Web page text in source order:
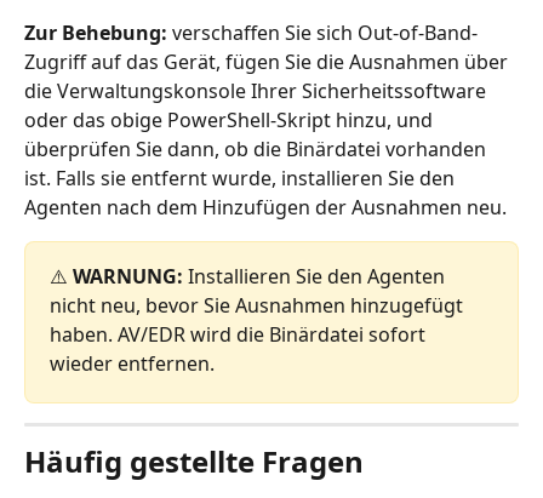
Zur Behebung: verschaffen Sie sich Out-of-Band-
Zugriff auf das Gerät, fügen Sie die Ausnahmen über
die Verwaltungskonsole Ihrer Sicherheitssoftware
oder das obige PowerShell-Skript hinzu, und
überprüfen Sie dann, ob die Binärdatei vorhanden
ist. Falls sie entfernt wurde, installieren Sie den
Agenten nach dem Hinzufügen der Ausnahmen neu.
⚠️ WARNUNG: Installieren Sie den Agenten
nicht neu, bevor Sie Ausnahmen hinzugefügt
haben. AV/EDR wird die Binärdatei sofort
wieder entfernen.
Häufig gestellte Fragen